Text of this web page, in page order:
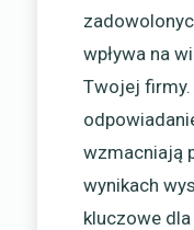
wpływa na
Twojej firmy.
wzmacniają
wynikach
kluczowe